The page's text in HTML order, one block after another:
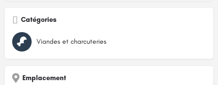
Catégories
Viandes et charcuteries
Emplacement